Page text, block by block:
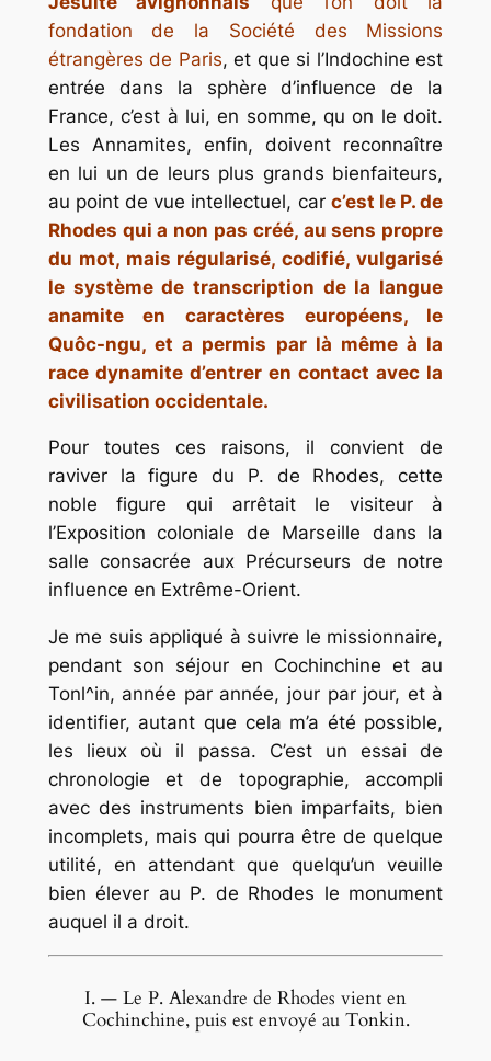
fondation de la Société des Missions
étrangères de Paris, et que si l’Indochine est
entrée dans la sphère d’influence de la
France, c’est à lui, en somme, qu on le doit.
Les Annamites, enfin, doivent reconnaître
en lui un de leurs plus grands bienfaiteurs,
au point de vue intellectuel, car c’est le P. de
Rhodes qui a non pas créé, au sens propre
du mot, mais régularisé, codifié, vulgarisé
le système de transcription de la langue
anamite en caractères européens, le
Quôc-ngu, et a permis par là même à la
race dynamite d’entrer en contact avec la
civilisation occidentale.
Pour toutes ces raisons, il convient de
raviver la figure du P. de Rhodes, cette
noble figure qui arrêtait le visiteur à
l’Exposition coloniale de Marseille dans la
salle consacrée aux Précurseurs de notre
influence en Extrême-Orient.
Je me suis appliqué à suivre le missionnaire,
pendant son séjour en Cochinchine et au
Tonl^in, année par année, jour par jour, et à
identifier, autant que cela m’a été possible,
les lieux où il passa. C’est un essai de
chronologie et de topographie, accompli
avec des instruments bien imparfaits, bien
incomplets, mais qui pourra être de quelque
utilité, en attendant que quelqu’un veuille
bien élever au P. de Rhodes le monument
auquel il a droit.
I. — Le P. Alexandre de Rhodes vient en
Cochinchine, puis est envoyé au Tonkin.